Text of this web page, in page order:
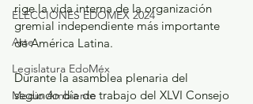
ELECCIONES EDOMEX 2024
Arte
Legislatura EdoMéx
Medio Ambiente
rige la vida interna de la organización
gremial independiente más importante
de América Latina.
Durante la asamblea plenaria del
segundo día de trabajo del XLVI Consejo